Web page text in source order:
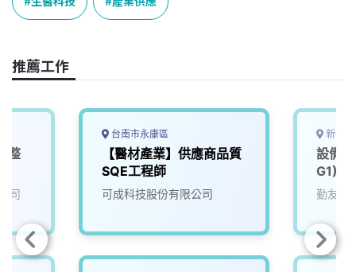
b
o
k
a
e
n
k
推薦工作
整
司
台南市永康區
【醫材產業】供應商品質
SQE工程師
可成科技股份有限公司
新竹
設備
G1)
勤友企